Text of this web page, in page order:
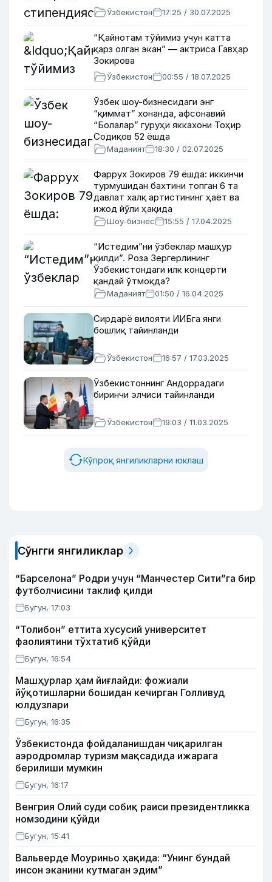
Ўзбекистон 17:25 / 30.07.2025
“Қайнотам тўйимиз учун катта
қарз олган экан” — актриса Гавҳар
Зокирова
Ўзбекистон 00:55 / 18.07.2025
Ўзбек шоу-бизнесидаги энг
“қиммат” хонанда, афсонавий
“Болалар” гуруҳи яккахони Тоҳир
Содиқов 52 ёшда
Маданият 18:30 / 02.07.2025
Фаррух Зокиров 79 ёшда: иккинчи
турмушидан бахтини топган 6 та
давлат халқ артистининг ҳаёт ва
ижод йўли ҳақида
Шоу-бизнес 15:55 / 17.04.2025
“Истедим”ни ўзбеклар машҳур
қилди”. Роза Зергерлининг
Ўзбекистондаги илк концерти
қандай ўтмоқда?
Маданият 01:50 / 16.04.2025
Сирдарё вилояти ИИБга янги
бошлиқ тайинланди
Ўзбекистон 16:57 / 17.03.2025
Ўзбекистоннинг Андоррадаги
биринчи элчиси тайинланди
Ўзбекистон 19:03 / 11.03.2025
Кўпроқ янгиликларни юклаш
Сўнгги янгиликлар
“Барселона” Родри учун “Манчестер Сити”га бир
футболчисини таклиф қилди
Бугун, 17:03
“Толибон” еттита хусусий университет
фаолиятини тўхтатиб қўйди
Бугун, 16:54
Машҳурлар ҳам йиғлайди: фожиали
йўқотишларни бошидан кечирган Голливуд
юлдузлари
Бугун, 16:35
Ўзбекистонда фойдаланишдан чиқарилган
аэродромлар туризм мақсадида ижарага
берилиши мумкин
Бугун, 16:17
Венгрия Олий суди собиқ раиси президентликка
номзодини қўйди
Бугун, 15:41
Вальверде Моуриньо ҳақида: “Унинг бундай
инсон эканини кутмаган эдим”